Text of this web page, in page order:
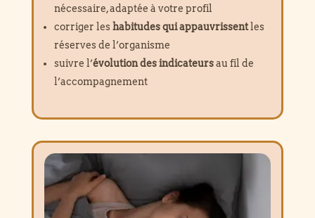
nécessaire, adaptée à votre profil
corriger leshabitudes qui appauvrissentles
réserves de l’organisme
suivre l’évolution des indicateursau fil de
l’accompagnement